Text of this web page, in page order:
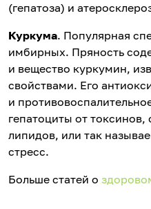
(гепатоза) и
Куркума. Популярная
имбирных. Пряность
и вещество куркумин,
свойствами. Его
и
гепатоциты от
липидов, или так
стресс.
Больше статей о